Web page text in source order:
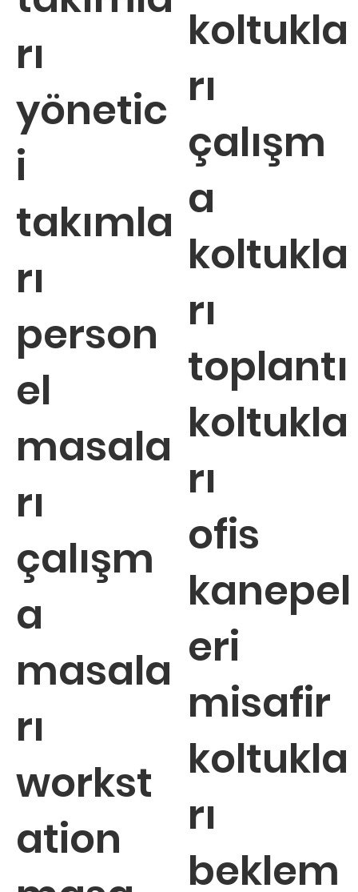
rı
yönetic
i
takımla
rı
person
el
masala
rı
çalışm
a
masala
rı
workst
ation
koltukla
rı
çalışm
a
koltukla
rı
toplantı
koltukla
rı
ofis
kanepel
eri
misafir
koltukla
rı
beklem